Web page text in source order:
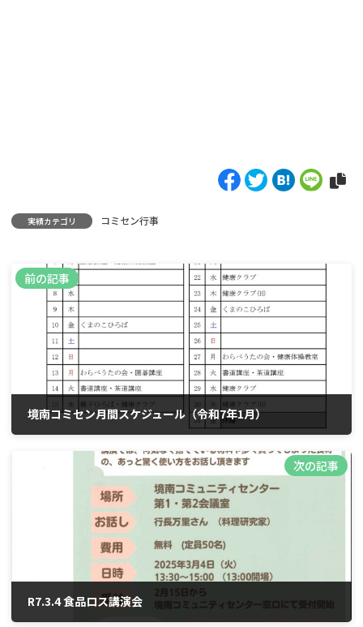
実績カテゴリ コミセン行事
前の記事
境南コミセン月間スケジュール（令和7年1月）
次の記事
R7.3.4 食品ロス講演会